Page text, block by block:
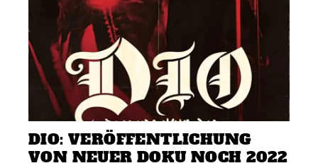
DIO: VERÖFFENTLICHUNG
VON NEUER DOKU NOCH 2022